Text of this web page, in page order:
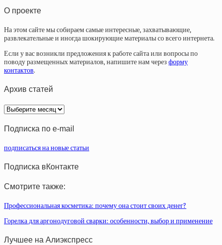
О проекте
На этом сайте мы собираем самые интересные, захватывающие,
развлекательные и иногда шокирующие материалы со всего интернета.
Если у вас возникли предложения к работе сайта или вопросы по
поводу размещенных материалов, напишите нам через форму
контактов.
Архив статей
Архив
статей
Подписка по e-mail
подписаться на новые статьи
Подписка вКонтакте
Смотрите также:
Профессиональная косметика: почему она стоит своих денег?
Горелка для аргонодуговой сварки: особенности, выбор и применение
Лучшее на Алиэкспресс